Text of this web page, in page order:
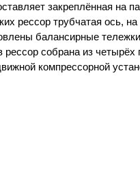
закреплённая на
рессор трубчатая ось, на
балансирные
рессор собрана из четырёх
компрессорной